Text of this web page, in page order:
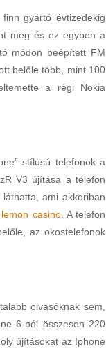
gyártó évtizedekig
meg és ez egyben a
módon beépített FM
belőle több, mint 100
a régi Nokia
stílusú telefonok a
V3 újítása a telefon
ami akkoriban
lemon casino. A telefon
az okostelefonok
olvasóknak sem,
6-ból összesen 220
újításokat az Iphone